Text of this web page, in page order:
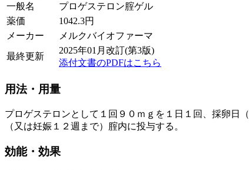
一般名
プロゲステロン腟ゲル
薬価
1042.3円
メーカー
メルクバイオファーマ
最終更新
2025年01月改訂(第3版)
添付文書のPDFはこちら
用法・用量
プロゲステロンとして１回９０ｍｇを１日１回、採卵日
（又は妊娠１２週まで）腟内に投与する。
効能・効果